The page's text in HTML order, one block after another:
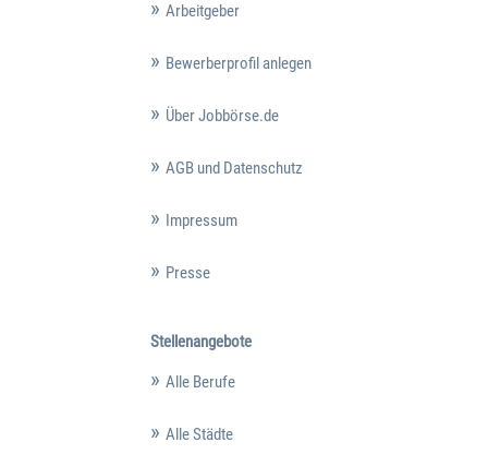
Arbeitgeber
Bewerberprofil anlegen
Über Jobbörse.de
AGB und Datenschutz
Impressum
Presse
Stellenangebote
Alle Berufe
Alle Städte